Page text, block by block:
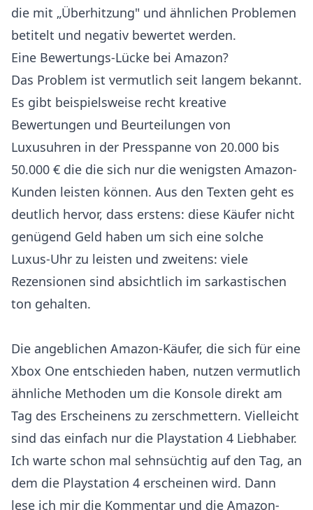
die mit „Überhitzung" und ähnlichen Problemen
betitelt und negativ bewertet werden.
Eine Bewertungs-Lücke bei Amazon?
Das Problem ist vermutlich seit langem bekannt.
Es gibt beispielsweise recht kreative
Bewertungen und Beurteilungen von
Luxusuhren in der Presspanne von 20.000 bis
50.000 € die die sich nur die wenigsten Amazon-
Kunden leisten können. Aus den Texten geht es
deutlich hervor, dass erstens: diese Käufer nicht
genügend Geld haben um sich eine solche
Luxus-Uhr zu leisten und zweitens: viele
Rezensionen sind absichtlich im sarkastischen
ton gehalten.
Die angeblichen Amazon-Käufer, die sich für eine
Xbox One entschieden haben, nutzen vermutlich
ähnliche Methoden um die Konsole direkt am
Tag des Erscheinens zu zerschmettern. Vielleicht
sind das einfach nur die Playstation 4 Liebhaber.
Ich warte schon mal sehnsüchtig auf den Tag, an
dem die Playstation 4 erscheinen wird. Dann
lese ich mir die Kommentar und die Amazon-